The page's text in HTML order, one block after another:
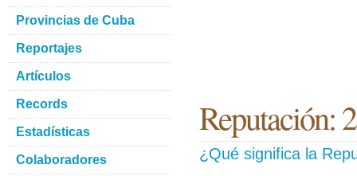
Reputación: 2
¿Qué significa la
Provincias de Cuba
Reportajes
Artículos
Records
Estadísticas
Colaboradores